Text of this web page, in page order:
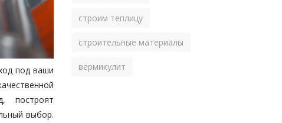
под ваши
построят
выбор.
строим теплицу
строительные материалы
вермикулит